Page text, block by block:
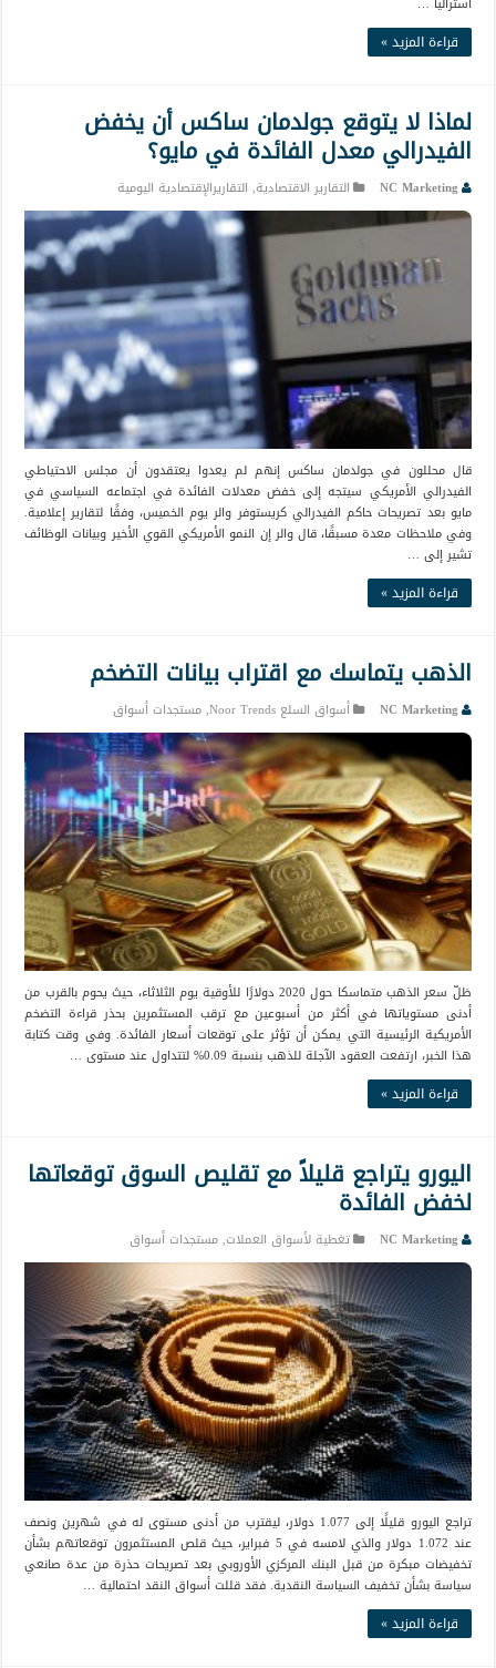
قراءة المزيد »
لماذا لا يتوقع جولدمان ساكس أن يخفض
الفيدرالي معدل الفائدة في مايو؟
NC Marketing التقارير الاقتصادية, التقاريرالإقتصادية اليومية
قال محللون في جولدمان ساكس إنهم لم يعدوا يعتقدون أن مجلس الاحتياطي
الفيدرالي الأمريكي سيتجه إلى خفض معدلات الفائدة في اجتماعه السياسي في
مايو بعد تصريحات حاكم الفيدرالي كريستوفر والر يوم الخميس، وفقًا لتقارير إعلامية.
وفي ملاحظات معدة مسبقًا، قال والر إن النمو الأمريكي القوي الأخير وبيانات الوظائف
تشير إلى …
قراءة المزيد »
الذهب يتماسك مع اقتراب بيانات التضخم
NC Marketing أسواق السلع Noor Trends ,مستجدات أسواق
ظلّ سعر الذهب متماسكا حول 2020 دولارًا للأوقية يوم الثلاثاء، حيث يحوم بالقرب من
أدنى مستوياتها في أكثر من أسبوعين مع ترقب المستثمرين بحذر قراءة التضخم
الأمريكية الرئيسية التي يمكن أن تؤثر على توقعات أسعار الفائدة. وفي وقت كتابة
هذا الخبر، ارتفعت العقود الآجلة للذهب بنسبة 0.09% لتتداول عند مستوى …
قراءة المزيد »
اليورو يتراجع قليلاً مع تقليص السوق توقعاتها
لخفض الفائدة
NC Marketing تغطية لأسواق العملات,مستجدات أسواق
تراجع اليورو قليلًا إلى 1.077 دولار، ليقترب من أدنى مستوى له في شهرين ونصف
عند 1.072 دولار والذي لامسه في 5 فبراير، حيث قلص المستثمرون توقعاتهم بشأن
تخفيضات مبكرة من قبل البنك المركزي الأوروبي بعد تصريحات حذرة من عدة صانعي
سياسة بشأن تخفيف السياسة النقدية. فقد قللت أسواق النقد احتمالية …
قراءة المزيد »